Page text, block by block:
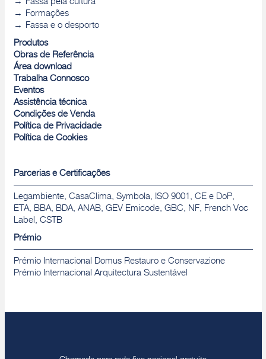
Fassa pela cultura
Formações
Fassa e o desporto
Produtos
Obras de Referência
Área download
Trabalha Connosco
Eventos
Assistência técnica
Condições de Venda
Política de Privacidade
Política de Cookies
Parcerias e Certificações
Legambiente, CasaClima, Symbola, ISO 9001, CE e DoP,
ETA, BBA, BDA, ANAB, GEV Emicode, GBC, NF, French Voc
Label, CSTB
Prémio
Prémio Internacional Domus Restauro e Conservazione
Prémio Internacional Arquitectura Sustentável